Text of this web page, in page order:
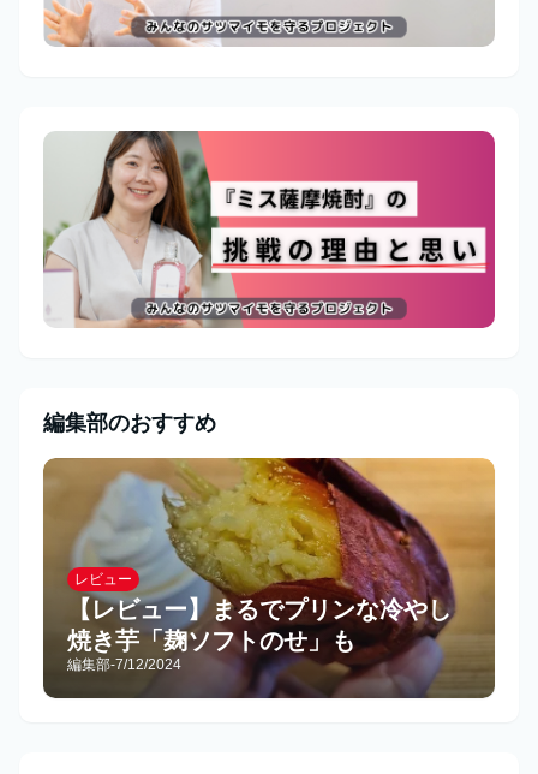
編集部のおすすめ
レビュー
【レビュー】まるでプリンな冷やし
焼き芋「麹ソフトのせ」も
編集部-7/12/2024